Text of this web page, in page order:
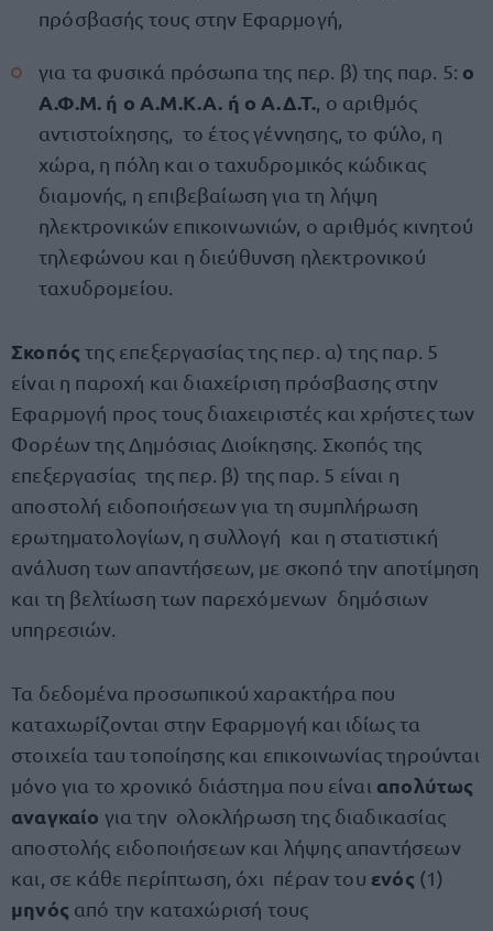
πρόσβασής τους στην Εφαρμογή,
για τα φυσικά πρόσωπα της περ. β) της παρ. 5: ο
Α.Φ.Μ. ή ο Α.Μ.Κ.Α. ή ο Α.Δ.Τ. , ο αριθμός
αντιστοίχησης, το έτος γέννησης, το φύλο, η
χώρα, η πόλη και ο ταχυδρομικός κώδικας
διαμονής, η επιβεβαίωση για τη λήψη
ηλεκτρονικών επικοινωνιών, ο αριθμός κινητού
τηλεφώνου και η διεύθυνση ηλεκτρονικού
ταχυδρομείου.
Σκοπόςτης επεξεργασίας της περ. α) της παρ. 5
είναι η παροχή και διαχείριση πρόσβασης στην
Εφαρμογή προς τους διαχειριστές και χρήστες των
Φορέων της Δημόσιας Διοίκησης. Σκοπός της
επεξεργασίας της περ. β) της παρ. 5 είναι η
αποστολή ειδοποιήσεων για τη συμπλήρωση
ερωτηματολογίων, η συλλογή και η στατιστική
ανάλυση των απαντήσεων, με σκοπό την αποτίμηση
και τη βελτίωση των παρεχόμενων δημόσιων
υπηρεσιών.
Τα δεδομένα προσωπικού χαρακτήρα που
καταχωρίζονται στην Εφαρμογή και ιδίως τα
στοιχεία ταυ τοποίησης και επικοινωνίας τηρούνται
μόνο για το χρονικό διάστημα που είναι απολύτως
αναγκαίο για την ολοκλήρωση της διαδικασίας
αποστολής ειδοποιήσεων και λήψης απαντήσεων
και, σε κάθε περίπτωση, όχι πέραν του ενός (1)
μηνός από την καταχώρισή τους